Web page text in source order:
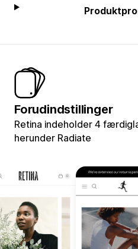
Forudindstillinger
Retina indeholder 4
herunder Radiate